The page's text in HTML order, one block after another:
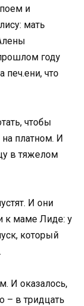
и
мать
году
печ.ени, что
чтобы
платном. И
в тяжелом
И они
к маме Лиде: у
который
И оказалось,
– в тридцать